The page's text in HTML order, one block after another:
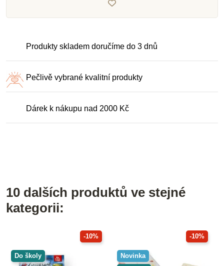
Produkty skladem doručíme do 3 dnů
Pečlivě vybrané kvalitní produkty
Dárek k nákupu nad 2000 Kč
10 dalších produktů ve stejné
kategorii:
-10%
Do školy
-10%
Novinka